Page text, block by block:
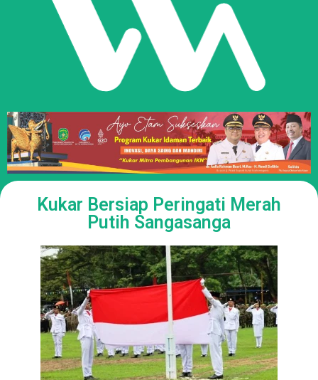
Kukar Bersiap Peringati Merah
Putih Sangasanga